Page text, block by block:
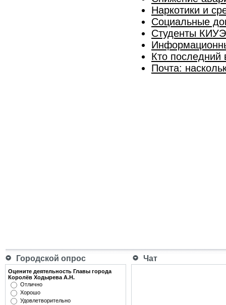
Наркотики и
Социальные
Студенты
Кто последний
Почта:
Городской опрос Чат
Оцените деятельность Главы города
Королёв Ходырева А.Н.
Отлично
Хорошо
Удовлетворительно